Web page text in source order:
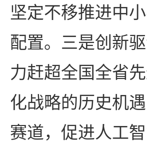
坚定不移推进中
配置。三是创新
力赶超全国全省
化战略的历史机
赛道，促进人工